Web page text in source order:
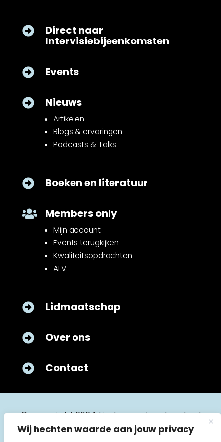
Wij hechten waarde aan jouw privacy
 Direct naar
Intervisiebijeenkomsten
 Events
 Nieuws
Artikelen
Blogs & ervaringen
Podcasts & Talks
 Boeken en literatuur
 Members only
Mijn account
Events terugkijken
Kwaliteitsopdrachten
ALV
 Lidmaatschap
 Over ons
 Contact
© copyright 2024 kinderverpleegkunde.nl